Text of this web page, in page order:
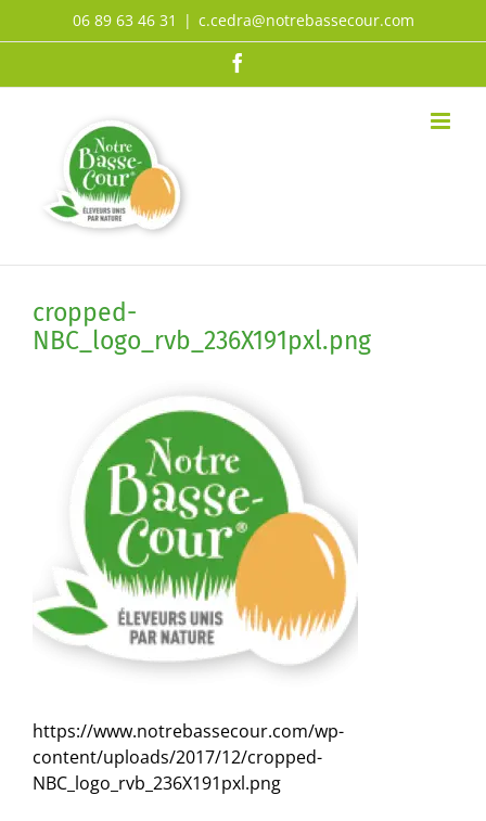
au
06 89 63 46 31 | c.cedra@notrebassecour.com
cropped-
NBC_logo_rvb_236X191pxl.png
https://www.notrebassecour.com/wp-
content/uploads/2017/12/cropped-
NBC_logo_rvb_236X191pxl.png